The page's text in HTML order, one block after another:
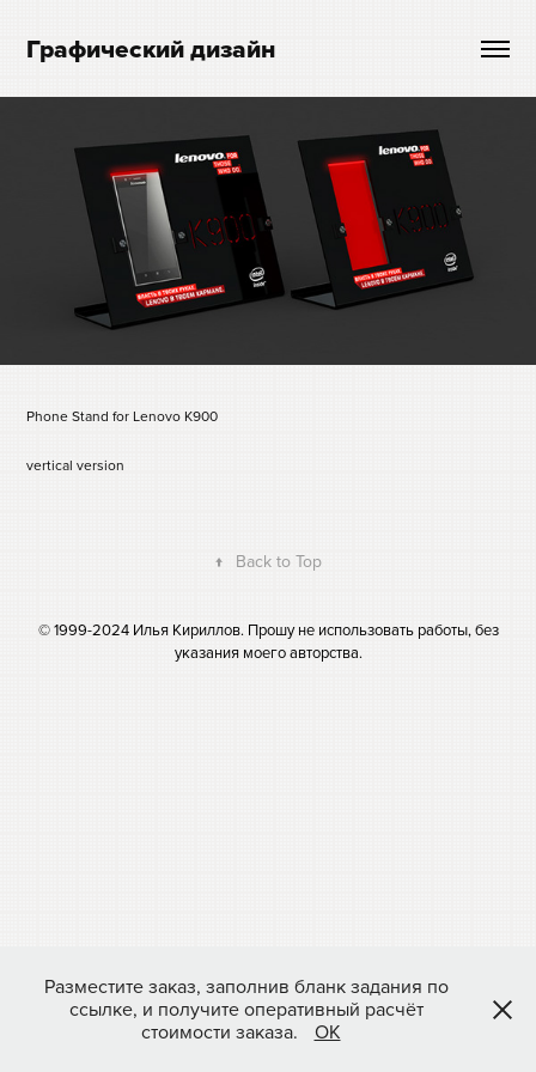
Графический дизайн
Phone Stand for Lenovo K900
vertical version
↑ Back to Top
© 1999-2024 Илья Кириллов. Прошу не использовать работы, без
указания моего авторства.
Разместите заказ, заполнив бланк задания по
ссылке, и получите оперативный расчёт
стоимости заказа.
ОК